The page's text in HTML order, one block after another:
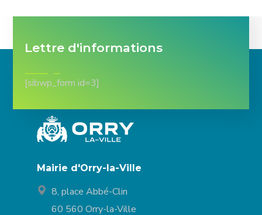
Lettre d'informations
[sibwp_form id=3]
Mairie d'Orry-la-Ville
8, place Abbé-Clin
60 560 Orry-la-Ville